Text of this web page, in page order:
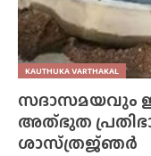
KAUTHUKA VARTHAKAL
സദാസമയവും
അത്‌ഭുത
ശാസ്‌ത്രജ്‌ഞർ